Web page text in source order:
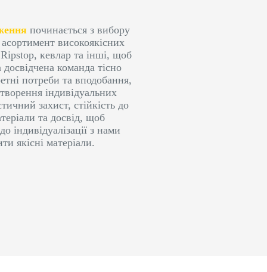
починається з вибору
високоякісних
кевлар та інші, щоб
команда тісно
потреби та вподобання,
індивідуальних
захист, стійкість до
та досвід, щоб
індивідуалізації з нами
якісні матеріали.